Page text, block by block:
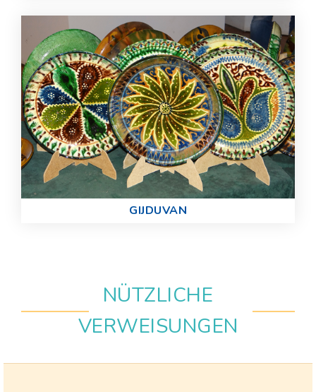
GIJDUVAN
NÜTZLICHE
VERWEISUNGEN